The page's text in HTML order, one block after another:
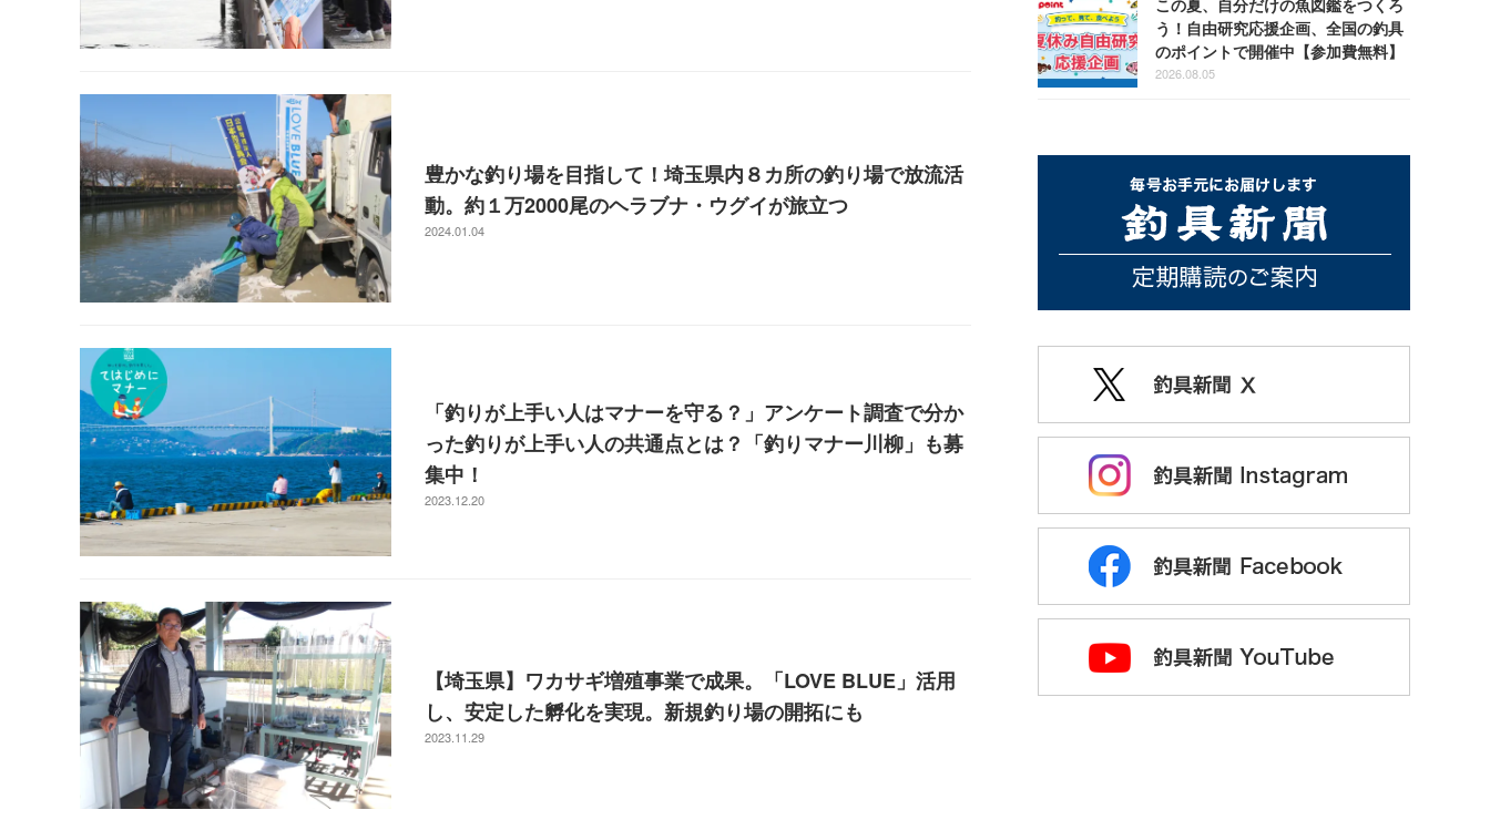
豊かな釣り場を目指して！埼玉県内８カ所の釣り場で放流活
動。約１万2000尾のヘラブナ・ウグイが旅立つ
2024.01.04
「釣りが上手い人はマナーを守る？」アンケート調査で分か
った釣りが上手い人の共通点とは？「釣りマナー川柳」も募
集中！
2023.12.20
【埼玉県】ワカサギ増殖事業で成果。「LOVE BLUE」活用
し、安定した孵化を実現。新規釣り場の開拓にも
2023.11.29
この夏、自分だけの魚図鑑をつくろ
う！自由研究応援企画、全国の釣具
のポイントで開催中【参加費無料】
2026.08.05